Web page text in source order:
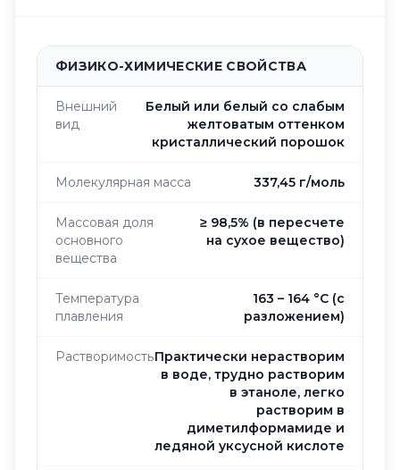
ФИЗИКО-ХИМИЧЕСКИЕ СВОЙСТВА
Внешний
вид
Белый или белый со слабым
желтоватым оттенком
кристаллический порошок
Молекулярная масса 337,45 г/моль
Массовая доля
основного
вещества
≥ 98,5% (в пересчете
на сухое вещество)
Температура
плавления
163 – 164 °C (с
разложением)
РастворимостьПрактически нерастворим
в воде, трудно растворим
в этаноле, легко
растворим в
диметилформамиде и
ледяной уксусной кислоте